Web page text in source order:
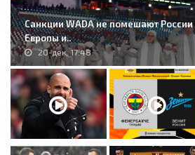
Санкции WADA не помешают
Европы и..
20-дек, 17:48